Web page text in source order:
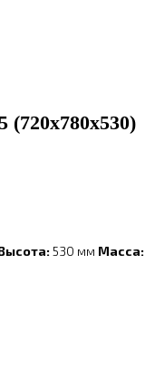
(720х780х530)
530 мм Масса: